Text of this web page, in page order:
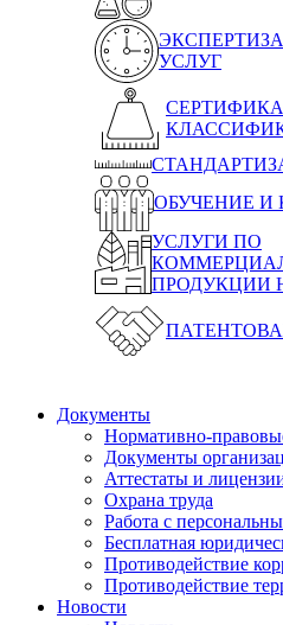
УСЛУГ
ОБУЧЕНИЕ И
УСЛУГИ ПО
ПРОДУКЦИИ
Документы
Нормативно-
Документы
Аттестаты и
Охрана труда
Работа с
Бесплатная
Противодействие
Противодействие
Новости